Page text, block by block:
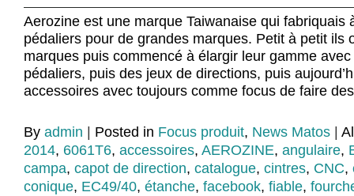
Aerozine est une marque Taiwanaise qui fabriquais
pédaliers pour de grandes marques. Petit à petit ils
marques puis commencé à élargir leur gamme
pédaliers, puis des jeux de directions, puis
accessoires avec toujours comme focus de faire
By admin Posted in Focus produit, News Matos
2014, 6061T6, accessoires, AEROZINE, angulaire,
campa, capot de direction, catalogue, cintres, CNC,
conique, EC49/40, étanche, facebook, fiable,